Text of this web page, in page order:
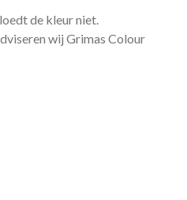
de kleur niet.
wij Grimas Colour